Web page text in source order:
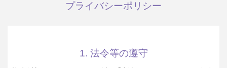
プライバシーポリシー
1. 法令等の遵守